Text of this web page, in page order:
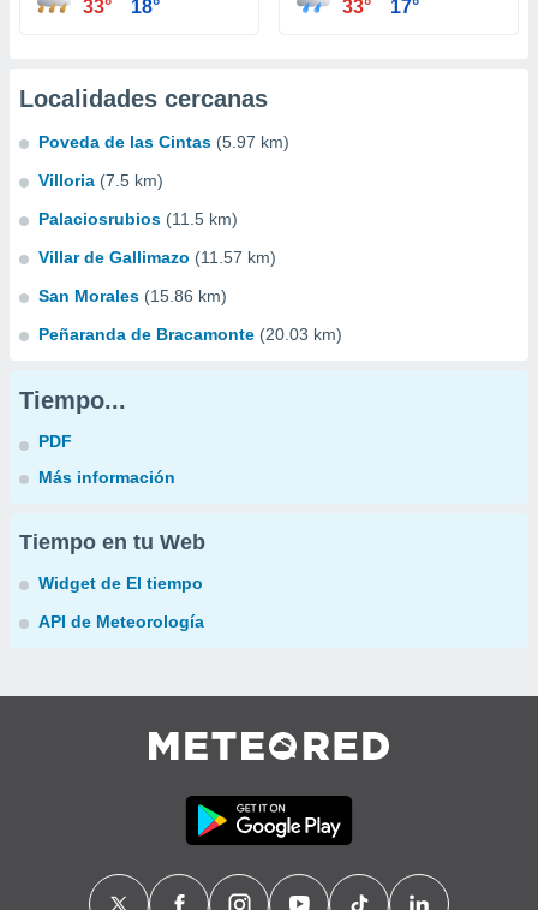
33° 18° 33° 17°
Localidades cercanas
Poveda de las Cintas (5.97 km)
Villoria (7.5 km)
Palaciosrubios (11.5 km)
Villar de Gallimazo (11.57 km)
San Morales (15.86 km)
Peñaranda de Bracamonte (20.03 km)
Tiempo...
PDF
Más información
Tiempo en tu Web
Widget de El tiempo
API de Meteorología